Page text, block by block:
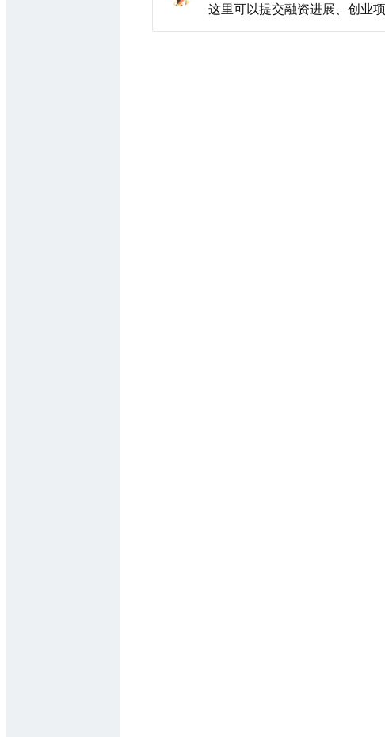
这里可以提交融资进展、创业